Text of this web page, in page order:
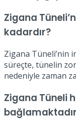
Zigana
kadardır?
Zigana Tüneli’nin
süreçte, tünelin
nedeniyle zaman
Zigana Tüneli